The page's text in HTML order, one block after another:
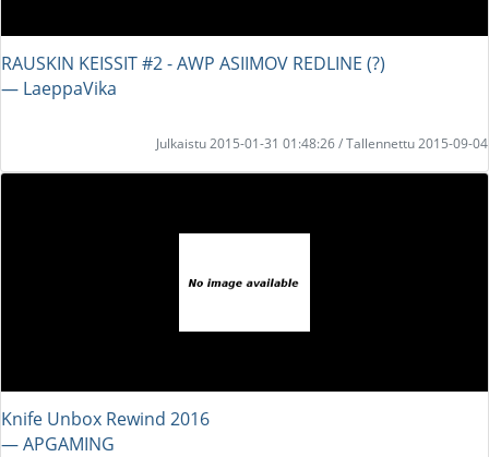
RAUSKIN KEISSIT #2 - AWP ASIIMOV REDLINE (?)
― LaeppaVika
Julkaistu 2015-01-31 01:48:26 / Tallennettu 2015-09-04
Knife Unbox Rewind 2016
― APGAMING